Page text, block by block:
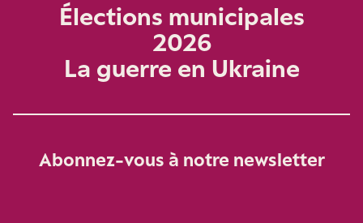
Élections municipales
2026
La guerre en Ukraine
Abonnez-vous à notre newsletter